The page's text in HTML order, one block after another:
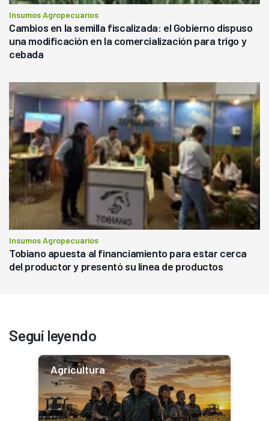
Insumos Agropecuarios
Cambios en la semilla fiscalizada: el Gobierno dispuso
una modificación en la comercialización para trigo y
cebada
Insumos Agropecuarios
Tobiano apuesta al financiamiento para estar cerca
del productor y presentó su línea de productos
Seguí leyendo
Agricultura